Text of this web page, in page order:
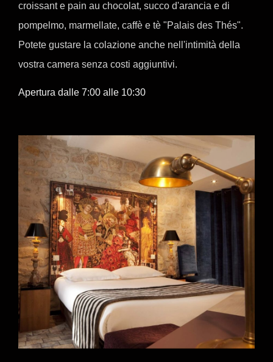
croissant e pain au chocolat, succo d'arancia e di
pompelmo, marmellate, caffè e tè "Palais des Thés".
Potete gustare la colazione anche nell'intimità della
vostra camera senza costi aggiuntivi.
Apertura dalle 7:00 alle 10:30